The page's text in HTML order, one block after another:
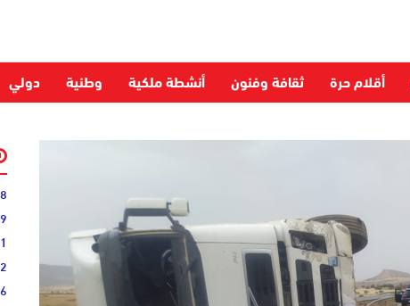
أقلام حرة ثقافة وفنون أنشطة ملكية وطنية دولي